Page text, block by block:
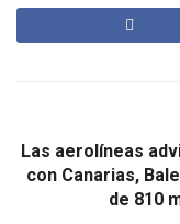
Las aerolíneas
con Canarias,
de 810